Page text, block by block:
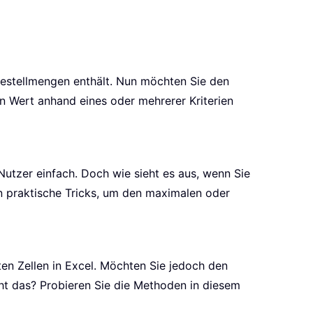
enthält. Nun möchten Sie den
Wert anhand eines oder mehrerer Kriterien
einfach. Doch wie sieht es aus, wenn Sie
Tricks, um den maximalen oder
Zellen in Excel. Möchten Sie jedoch den
das? Probieren Sie die Methoden in diesem